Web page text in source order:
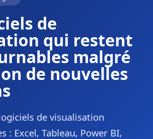
de
qui restent
malgré
de nouvelles
de visualisation
: Excel, Tableau, Power BI,